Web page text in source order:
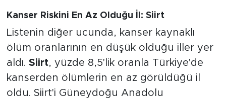
Kanser Riskini En Az Olduğu İl: Siirt
Listenin diğer ucunda, kanser kaynaklı
ölüm oranlarının en düşük olduğu iller yer
aldı. Siirt, yüzde 8,5'lik oranla Türkiye'de
kanserden ölümlerin en az görüldüğü il
oldu. Siirt'i Güneydoğu Anadolu